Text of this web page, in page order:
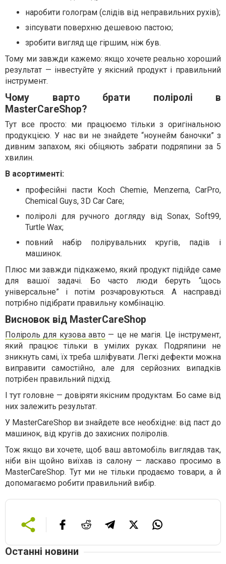
наробити голограм (слідів від неправильних рухів);
зіпсувати поверхню дешевою пастою;
зробити вигляд ще гіршим, ніж був.
Тому ми завжди кажемо: якщо хочете реально хороший
результат — інвестуйте у якісний продукт і правильний
інструмент.
Чому варто брати поліролі в
MasterCareShop?
Тут все просто: ми працюємо тільки з оригінальною
продукцією. У нас ви не знайдете “ноунейм баночки” з
дивним запахом, які обіцяють забрати подряпини за 5
хвилин.
В асортименті:
професійні пасти Koch Chemie, Menzerna, CarPro,
Chemical Guys, 3D Car Care;
поліролі для ручного догляду від Sonax, Soft99,
Turtle Wax;
повний набір полірувальних кругів, падів і
машинок.
Плюс ми завжди підкажемо, який продукт підійде саме
для вашої задачі. Бо часто люди беруть “щось
універсальне” і потім розчаровуються. А насправді
потрібно підібрати правильну комбінацію.
Висновок від MasterCareShop
Поліроль для кузова авто — це не магія. Це інструмент,
який працює тільки в умілих руках. Подряпини не
зникнуть самі, їх треба шліфувати. Легкі дефекти можна
виправити самостійно, але для серйозних випадків
потрібен правильний підхід.
І тут головне — довіряти якісним продуктам. Бо саме від
них залежить результат.
У MasterCareShop ви знайдете все необхідне: від паст до
машинок, від кругів до захисних поліролів.
Тож якщо ви хочете, щоб ваш автомобіль виглядав так,
ніби він щойно виїхав із салону — ласкаво просимо в
MasterCareShop. Тут ми не тільки продаємо товари, а й
допомагаємо робити правильний вибір.
Останні новини